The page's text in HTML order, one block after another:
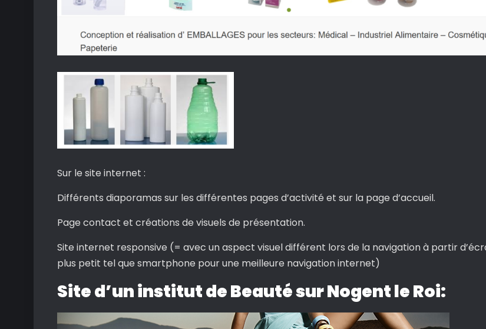
Sur le site internet :
Différents diaporamas sur les différentes pages d’activité et sur la page d’accueil.
Page contact et créations de visuels de présentation.
Site internet responsive (= avec un aspect visuel différent lors de la navigation à partir
plus petit tel que smartphone pour une meilleure navigation internet)
Site d’un institut de Beauté sur Nogent le Roi: